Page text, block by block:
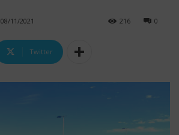
08/11/2021 0
216
Twitter